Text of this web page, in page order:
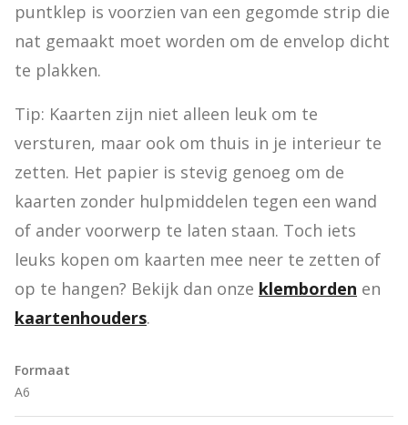
puntklep is voorzien van een gegomde strip die
nat gemaakt moet worden om de envelop dicht
te plakken.
Tip: Kaarten zijn niet alleen leuk om te
versturen, maar ook om thuis in je interieur te
zetten. Het papier is stevig genoeg om de
kaarten zonder hulpmiddelen tegen een wand
of ander voorwerp te laten staan. Toch iets
leuks kopen om kaarten mee neer te zetten of
op te hangen? Bekijk dan onze klemborden
kaartenhouders.
Formaat
A6